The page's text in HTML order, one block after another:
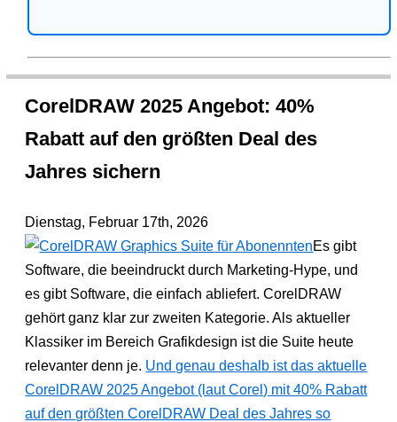
CorelDRAW 2025 Angebot: 40%
Rabatt auf den größten Deal des
Jahres sichern
Dienstag, Februar 17th, 2026
Es gibt
Software, die beeindruckt durch Marketing-Hype, und
es gibt Software, die einfach abliefert. CorelDRAW
gehört ganz klar zur zweiten Kategorie. Als aktueller
Klassiker im Bereich Grafikdesign ist die Suite heute
relevanter denn je. Und genau deshalb ist das aktuelle
CorelDRAW 2025 Angebot (laut Corel) mit 40% Rabatt
auf den größten CorelDRAW Deal des Jahres so